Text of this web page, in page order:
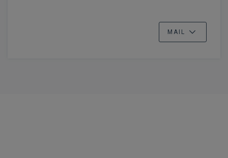
MAIL